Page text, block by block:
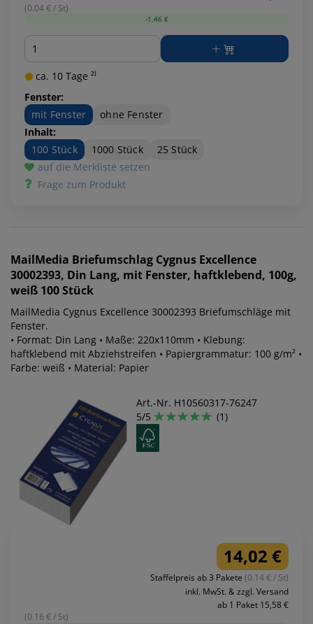
(0.04 € / St)
-1,46 €
Menge
ca. 10 Tage ²⁾
Fenster:
mit Fenster
ohne Fenster
Inhalt:
100 Stück
1000 Stück
25 Stück
auf die Merkliste setzen
Frage zum Produkt
MailMedia Briefumschlag Cygnus Excellence
30002393, Din Lang, mit Fenster, haftklebend, 100g,
weiß 100 Stück
MailMedia Cygnus Excellence 30002393 Briefumschläge mit
Fenster.
• Format: Din Lang • Maße: 220x110mm • Klebung:
haftklebend mit Abziehstreifen • Papiergrammatur: 100 g/m² •
Farbe: weiß • Material: Papier
Art.-Nr. H10560317-76247
5/5
(1)
14,02 €
Staffelpreis ab 3 Pakete (0.14 € / St)
inkl. MwSt. & zzgl. Versand
ab 1 Paket 15,58 €
(0.16 € / St)